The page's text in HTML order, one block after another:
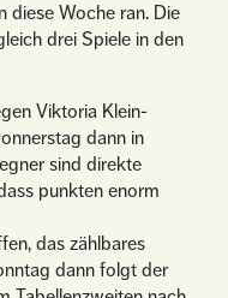
diese Woche ran. Die
drei Spiele in den
Viktoria Klein-
dann in
sind direkte
punkten enorm
das zählbares
dann folgt der